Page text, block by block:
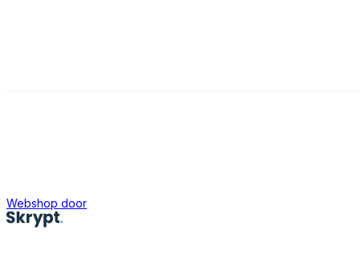
Webshop door